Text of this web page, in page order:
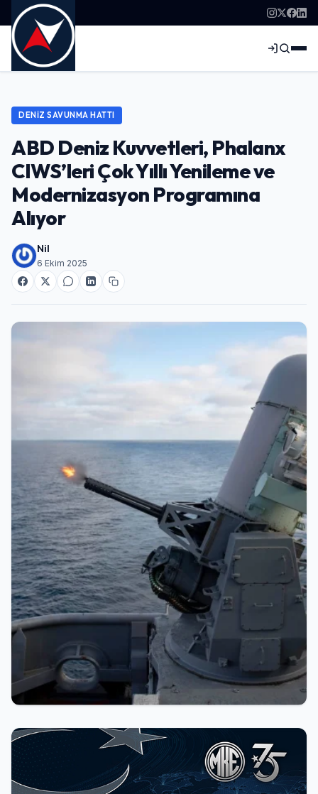
DENIZ SAVUNMA HATTI
ABD Deniz Kuvvetleri, Phalanx
CIWS’leri Çok Yıllı Yenileme ve
Modernizasyon Programına
Alıyor
Nil
6 Ekim 2025